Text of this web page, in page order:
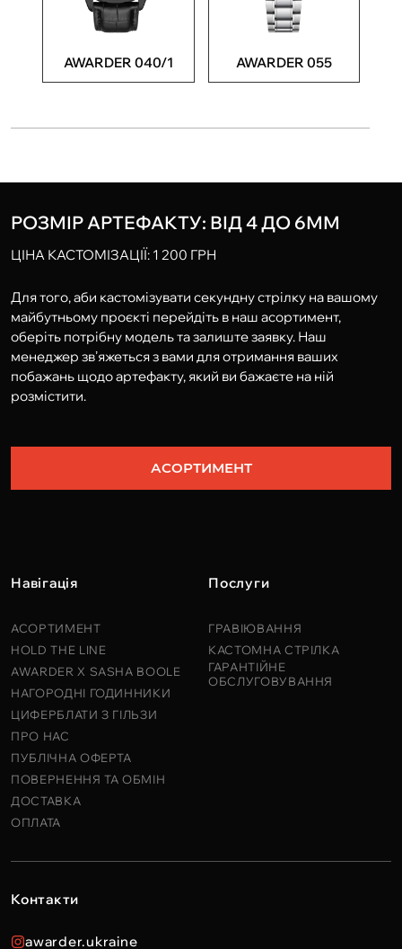
AWARDER 040/1 AWARDER 055
РОЗМІР АРТЕФАКТУ: ВІД 4 ДО 6ММ
ЦІНА КАСТОМІЗАЦІЇ: 1 200 ГРН
Для того, аби кастомізувати секундну стрілку на вашому
майбутньому проєкті перейдіть в наш асортимент,
оберіть потрібну модель та залиште заявку. Наш
менеджер звʼяжеться з вами для отримання ваших
побажань щодо артефакту, який ви бажаєте на ній
розмістити.
АСОРТИМЕНТ
Навігація
АСОРТИМЕНТ
HOLD THE LINE
AWARDER X SASHA BOOLE
НАГОРОДНІ ГОДИННИКИ
ЦИФЕРБЛАТИ З ГІЛЬЗИ
ПРО НАС
ПУБЛІЧНА ОФЕРТА
ПОВЕРНЕННЯ ТА ОБМІН
ДОСТАВКА
ОПЛАТА
Послуги
ГРАВІЮВАННЯ
КАСТОМНА СТРІЛКА
ГАРАНТІЙНЕ
ОБСЛУГОВУВАННЯ
Контакти
awarder.ukraine